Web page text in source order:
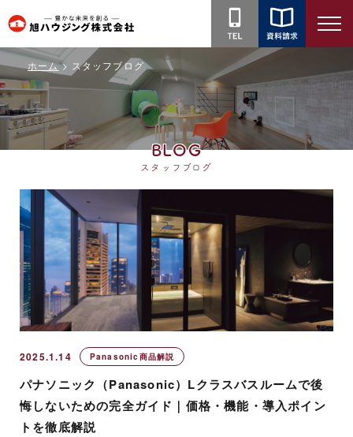
旭
ハ
ウ
ジ
ン
グ
会
社
ホーム スタッフブログ
BLOG
スタッフブログ
2025.1.14 Panasonic商品解説
パナソニック（Panasonic）Lクラスバスルームで後
悔しないための完全ガイド｜価格・機能・導入ポイン
トを徹底解説